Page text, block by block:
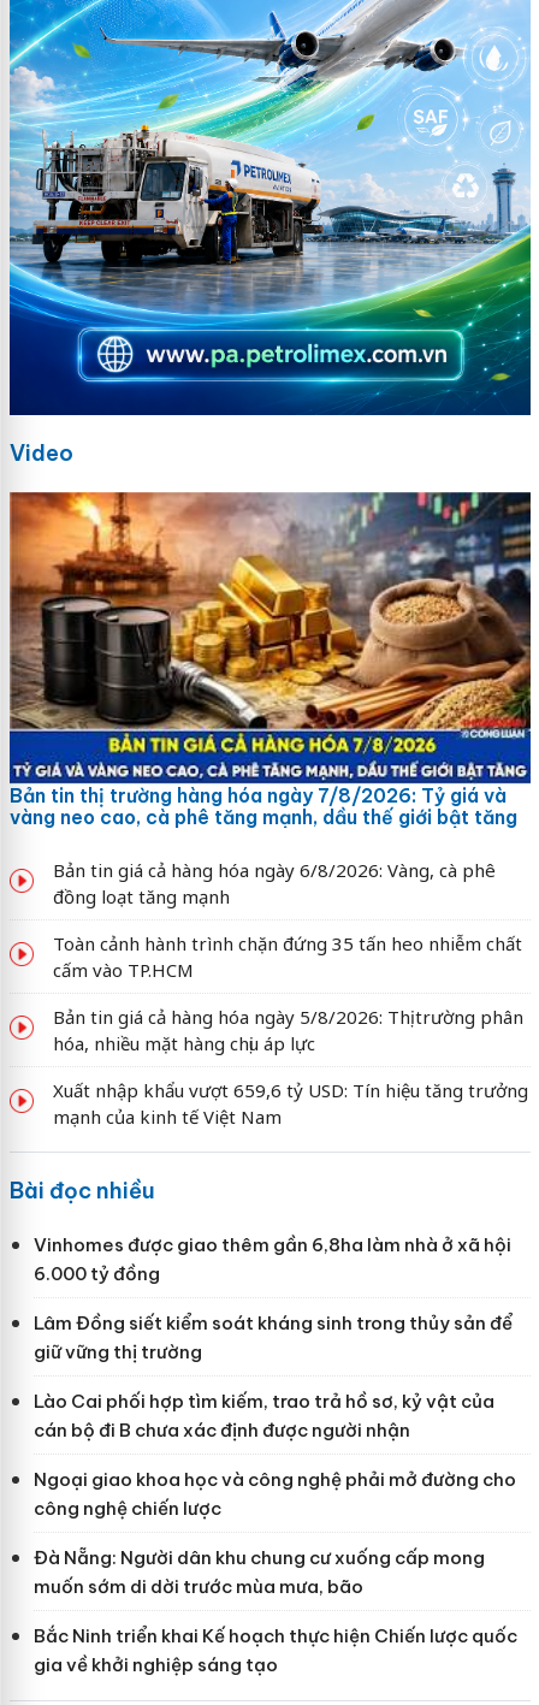
Video
Bản tin thị trường hàng hóa ngày 7/8/2026: Tỷ giá và
vàng neo cao, cà phê tăng mạnh, dầu thế giới bật tăng
Bản tin giá cả hàng hóa ngày 6/8/2026: Vàng, cà phê
đồng loạt tăng mạnh
Toàn cảnh hành trình chặn đứng 35 tấn heo nhiễm chất
cấm vào TP.HCM
Bản tin giá cả hàng hóa ngày 5/8/2026: Thị trường phân
hóa, nhiều mặt hàng chịu áp lực
Xuất nhập khẩu vượt 659,6 tỷ USD: Tín hiệu tăng trưởng
mạnh của kinh tế Việt Nam
Bài đọc nhiều
Vinhomes được giao thêm gần 6,8ha làm nhà ở xã hội
6.000 tỷ đồng
Lâm Đồng siết kiểm soát kháng sinh trong thủy sản để
giữ vững thị trường
Lào Cai phối hợp tìm kiếm, trao trả hồ sơ, kỷ vật của
cán bộ đi B chưa xác định được người nhận
Ngoại giao khoa học và công nghệ phải mở đường cho
công nghệ chiến lược
Đà Nẵng: Người dân khu chung cư xuống cấp mong
muốn sớm di dời trước mùa mưa, bão
Bắc Ninh triển khai Kế hoạch thực hiện Chiến lược quốc
gia về khởi nghiệp sáng tạo